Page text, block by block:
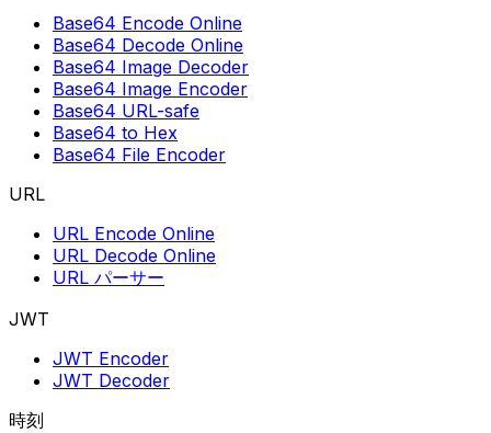
Base64 Encode Online
Base64 Decode Online
Base64 Image Decoder
Base64 Image Encoder
Base64 URL-safe
Base64 to Hex
Base64 File Encoder
URL
URL Encode Online
URL Decode Online
URL パーサー
JWT
JWT Encoder
JWT Decoder
時刻